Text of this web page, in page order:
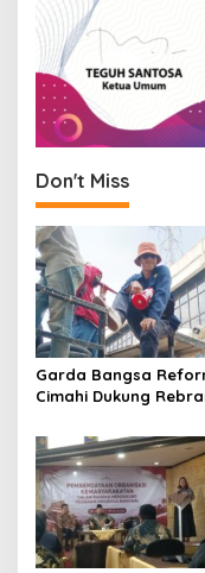
Don't Miss
Garda Bangsa
Cimahi Dukung
Harus Diikuti
Pelayanan